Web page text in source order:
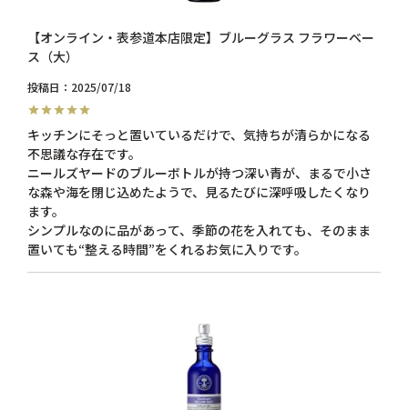
【オンライン・表参道本店限定】ブルーグラス フラワーベー
ス（大）
投稿日 2025/07/18
キッチンにそっと置いているだけで、気持ちが清らかになる
不思議な存在です。
ニールズヤードのブルーボトルが持つ深い青が、まるで小さ
な森や海を閉じ込めたようで、見るたびに深呼吸したくなり
ます。
シンプルなのに品があって、季節の花を入れても、そのまま
置いても“整える時間”をくれるお気に入りです。